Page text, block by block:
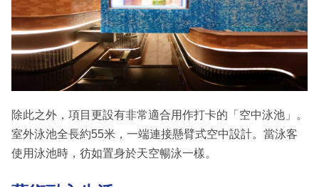
除此之外，項目更設有非常適合用作打卡的「空中泳池」。
室外泳池全長約55米，一端連接懸臂式空中設計。當泳客
使用泳池時，彷如置身於天空暢泳一樣。